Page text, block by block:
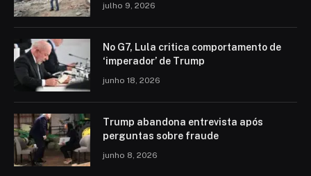
julho 9, 2026
No G7, Lula critica comportamento de
‘imperador’ de Trump
junho 18, 2026
Trump abandona entrevista após
perguntas sobre fraude
junho 8, 2026